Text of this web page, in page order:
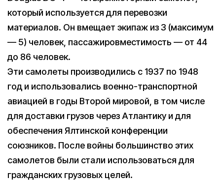
который используется для перевозки
материалов. Он вмещает экипаж из 3 (максимум
— 5) человек, пассажировместимость — от 44
до 86 человек.
Эти самолеты производились с 1937 по 1948
год и использовались военно-транспортной
авиацией в годы Второй мировой, в том числе
для доставки грузов через Атлантику и для
обеспечения Ялтинской конференции
союзников. После войны большинство этих
самолетов были стали использоваться для
гражданских грузовых целей.